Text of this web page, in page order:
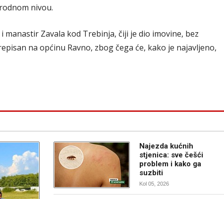
nivou.
manastir Zavala kod Trebinja, čiji je dio imovine, bez
na općinu Ravno, zbog čega će, kako je najavljeno,
Najezda kućnih
stjenica: sve češći
problem i kako ga
suzbiti
Kol 05, 2026